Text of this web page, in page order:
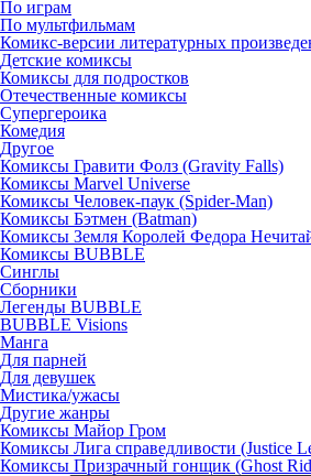
По играм
По мультфильмам
Комикс-версии литературных
Детские комиксы
Комиксы для подростков
Отечественные комиксы
Супергероика
Комедия
Другое
Комиксы Гравити Фолз (Gravity Falls)
Комиксы Marvel Universe
Комиксы Человек-паук (Spider-Man)
Комиксы Бэтмен (Batman)
Комиксы Земля Королей Федора
Комиксы BUBBLE
Синглы
Сборники
Легенды BUBBLE
BUBBLE Visions
Манга
Для парней
Для девушек
Мистика/ужасы
Другие жанры
Комиксы Майор Гром
Комиксы Лига справедливости (Justice
Комиксы Призрачный гонщик (Ghost